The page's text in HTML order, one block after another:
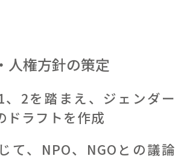
人権方針の策定
、2を踏まえ、ジェンダー
ドラフトを作成
て、NPO、NGOとの議論